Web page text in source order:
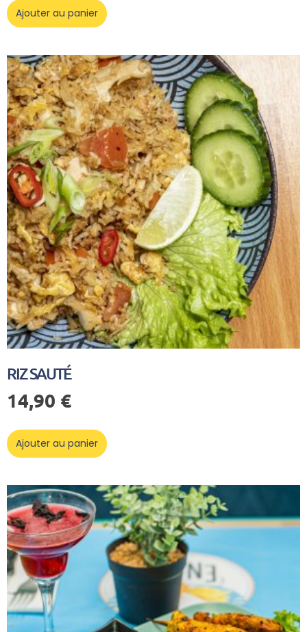
Ajouter au panier
RIZ SAUTÉ
14,90 €
Ajouter au panier